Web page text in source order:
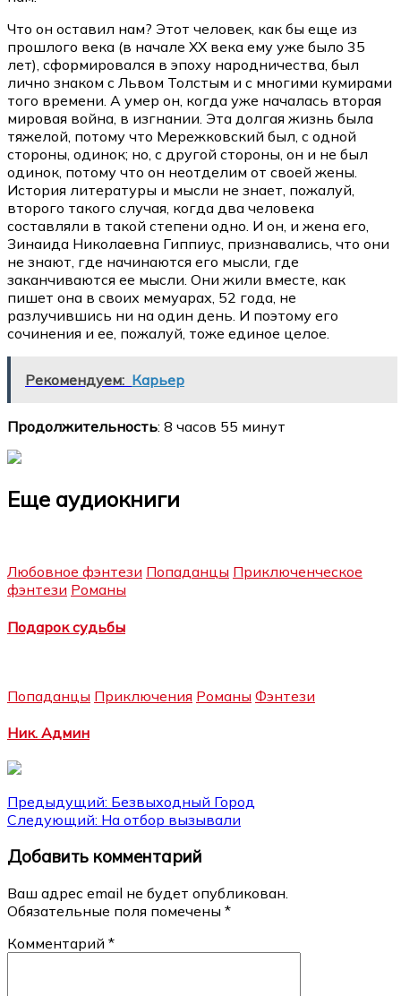
Что он оставил нам? Этот человек, как бы еще из
прошлого века (в начале XX века ему уже было 35
лет), сформировался в эпоху народничества, был
лично знаком с Львом Толстым и с многими кумирами
того времени. А умер он, когда уже началась вторая
мировая война, в изгнании. Эта долгая жизнь была
тяжелой, потому что Мережковский был, с одной
стороны, одинок; но, с другой стороны, он и не был
одинок, потому что он неотделим от своей жены.
История литературы и мысли не знает, пожалуй,
второго такого случая, когда два человека
составляли в такой степени одно. И он, и жена его,
Зинаида Николаевна Гиппиус, признавались, что они
не знают, где начинаются его мысли, где
заканчиваются ее мысли. Они жили вместе, как
пишет она в своих мемуарах, 52 года, не
разлучившись ни на один день. И поэтому его
сочинения и ее, пожалуй, тоже единое целое.
Рекомендуем: Карьер
Продолжительность: 8 часов 55 минут
Еще аудиокниги
Любовное фэнтези Попаданцы Приключенческое
фэнтези Романы
Подарок судьбы
Попаданцы Приключения Романы Фэнтези
Ник. Админ
Навигация
по
записям
Предыдущий: Безвыходный Город
Следующий: На отбор вызывали
Добавить комментарий
Ваш адрес email не будет опубликован.
Обязательные поля помечены *
Комментарий *